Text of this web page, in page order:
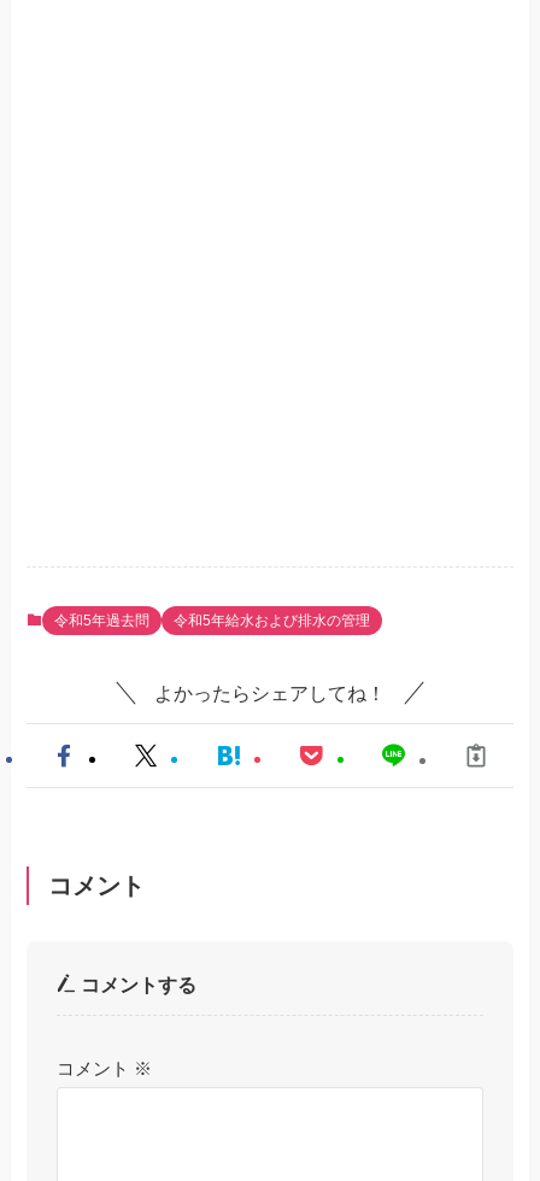
令和5年過去問 令和5年給水および排水の管理
よかったらシェアしてね！
コメント
コメントする
コメント ※